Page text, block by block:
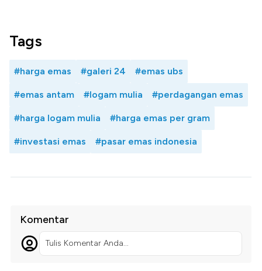
Tags
#harga emas #galeri 24 #emas ubs
#emas antam #logam mulia #perdagangan emas
#harga logam mulia #harga emas per gram
#investasi emas #pasar emas indonesia
Komentar
Tulis Komentar Anda...